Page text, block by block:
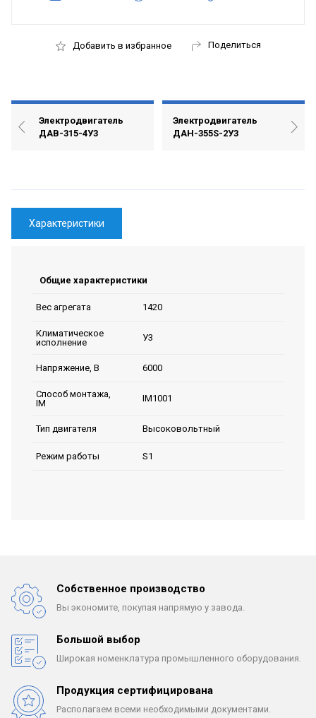
Добавить в избранное Поделиться
Электродвигатель
ДАВ-315-4У3
Электродвигатель
ДАН-355S-2У3
Характеристики
Общие характеристики
Вес агрегата 1420
Климатическое
исполнение
У3
Напряжение, В 6000
Способ монтажа,
IM
IM1001
Тип двигателя Высоковольтный
Режим работы S1
Собственное производство
Вы экономите, покупая напрямую у завода.
Большой выбор
Широкая номенклатура промышленного оборудования.
Продукция сертифицирована
Располагаем всеми необходимыми документами.